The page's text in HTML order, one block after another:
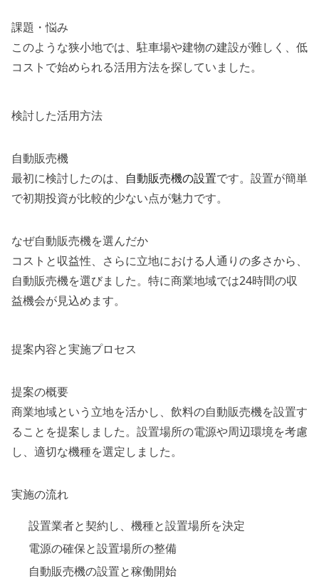
課題・悩み
このような狭小地では、駐車場や建物の建設が難しく、低
コストで始められる活用方法を探していました。
検討した活用方法
自動販売機
最初に検討したのは、 自動販売機の設置です。設置が簡単
で初期投資が比較的少ない点が魅力です。
なぜ自動販売機を選んだか
コストと収益性、さらに立地における人通りの多さから、
自動販売機を選びました。特に商業地域では24時間の収
益機会が見込めます。
提案内容と実施プロセス
提案の概要
商業地域という立地を活かし、飲料の自動販売機を設置す
ることを提案しました。設置場所の電源や周辺環境を考慮
し、適切な機種を選定しました。
実施の流れ
設置業者と契約し、機種と設置場所を決定
電源の確保と設置場所の整備
自動販売機の設置と稼働開始